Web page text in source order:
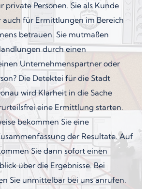
private Personen. Sie als Kunde
auch für Ermittlungen im Bereich
betrauen. Sie mutmaßen
durch einen
Unternehmenspartner oder
Die Detektei für die Stadt
wird Klarheit in die Sache
eine Ermittlung starten.
bekommen Sie eine
der Resultate. Auf
Sie dann sofort einen
über die Ergebnisse. Bei
Sie unmittelbar bei uns anrufen.